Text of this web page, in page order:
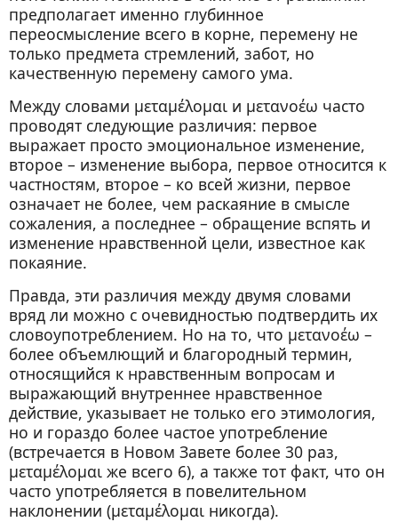
предполагает именно глубинное
переосмысление всего в корне, перемену не
только предмета стремлений, забот, но
качественную перемену самого ума.
Между словами μεταμέλομαι и μετανοέω часто
проводят следующие различия: первое
выражает просто эмоциональное изменение,
второе – изменение выбора, первое относится к
частностям, второе – ко всей жизни, первое
означает не более, чем раскаяние в смысле
сожаления, а последнее – обращение вспять и
изменение нравственной цели, известное как
покаяние.
Правда, эти различия между двумя словами
вряд ли можно с очевидностью подтвердить их
словоупотреблением. Но на то, что μετανοέω –
более объемлющий и благородный термин,
относящийся к нравственным вопросам и
выражающий внутреннее нравственное
действие, указывает не только его этимология,
но и гораздо более частое употребление
(встречается в Новом Завете более 30 раз,
μεταμέλομαι же всего 6), а также тот факт, что он
часто употребляется в повелительном
наклонении (μεταμέλομαι никогда).